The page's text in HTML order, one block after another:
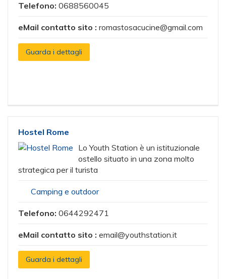
Telefono: 0688560045
eMail contatto sito : romastosacucine@gmail.com
Guarda i dettagli
Hostel Rome
Lo Youth Station è un istituzionale
ostello situato in una zona molto
strategica per il turista
Camping e outdoor
Telefono: 0644292471
eMail contatto sito : email@youthstation.it
Guarda i dettagli